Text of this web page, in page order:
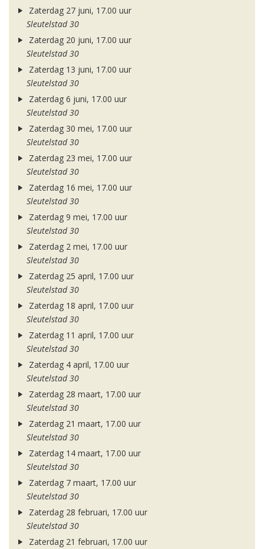
Zaterdag 27 juni, 17.00 uur
Sleutelstad 30
Zaterdag 20 juni, 17.00 uur
Sleutelstad 30
Zaterdag 13 juni, 17.00 uur
Sleutelstad 30
Zaterdag 6 juni, 17.00 uur
Sleutelstad 30
Zaterdag 30 mei, 17.00 uur
Sleutelstad 30
Zaterdag 23 mei, 17.00 uur
Sleutelstad 30
Zaterdag 16 mei, 17.00 uur
Sleutelstad 30
Zaterdag 9 mei, 17.00 uur
Sleutelstad 30
Zaterdag 2 mei, 17.00 uur
Sleutelstad 30
Zaterdag 25 april, 17.00 uur
Sleutelstad 30
Zaterdag 18 april, 17.00 uur
Sleutelstad 30
Zaterdag 11 april, 17.00 uur
Sleutelstad 30
Zaterdag 4 april, 17.00 uur
Sleutelstad 30
Zaterdag 28 maart, 17.00 uur
Sleutelstad 30
Zaterdag 21 maart, 17.00 uur
Sleutelstad 30
Zaterdag 14 maart, 17.00 uur
Sleutelstad 30
Zaterdag 7 maart, 17.00 uur
Sleutelstad 30
Zaterdag 28 februari, 17.00 uur
Sleutelstad 30
Zaterdag 21 februari, 17.00 uur